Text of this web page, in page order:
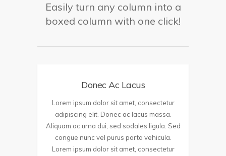
Easily turn any column into a
boxed column with one click!
Donec Ac Lacus
Lorem ipsum dolor sit amet, consectetur
adipiscing elit. Donec ac lacus massa.
Aliquam ac urna dui, sed sodales ligula. Sed
congue nunc vel purus porta vehicula.
Lorem ipsum dolor sit amet, consectetur